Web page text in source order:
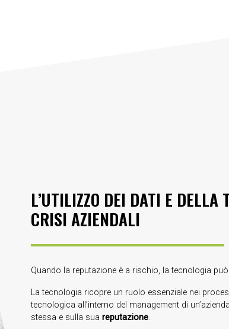
L’UTILIZZO DEI DATI E DELLA
CRISI AZIENDALI
Quando la reputazione è a rischio, la tecnologia
La tecnologia ricopre un ruolo essenziale nei
tecnologica all’interno del management di
stessa e sulla sua reputazione.